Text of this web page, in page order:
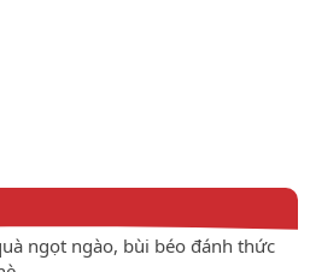
ngọt ngào, bùi béo đánh thức